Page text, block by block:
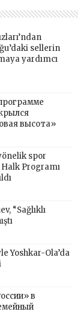
sellerin
yardımcı
высота»
spor
Programı
“Sağlıklı
Yoshkar-Ola’da
в